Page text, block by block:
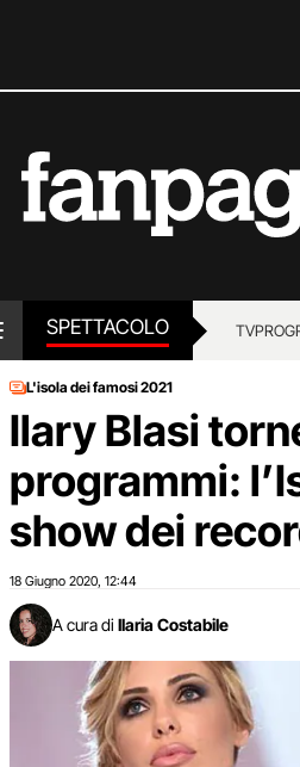
SPETTACOLO TV
L'isola dei famosi 2021
Ilary Blasi
programmi:
show dei
18 Giugno 2020 12:44
A cura di Ilaria Costabile